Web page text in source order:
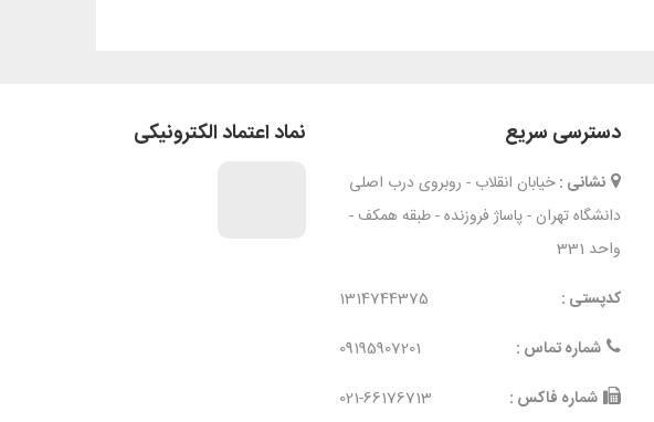
دسترسی سریع
نشانی : خیابان انقلاب - روبروی درب اصلی
دانشگاه تهران - پاساژ فروزنده - طبقه همکف -
واحد 331
کدپستی :
1314744375
شماره تماس :
09195907201
شماره فاکس :
021-66176713
نماد اعتماد الکترونیکی